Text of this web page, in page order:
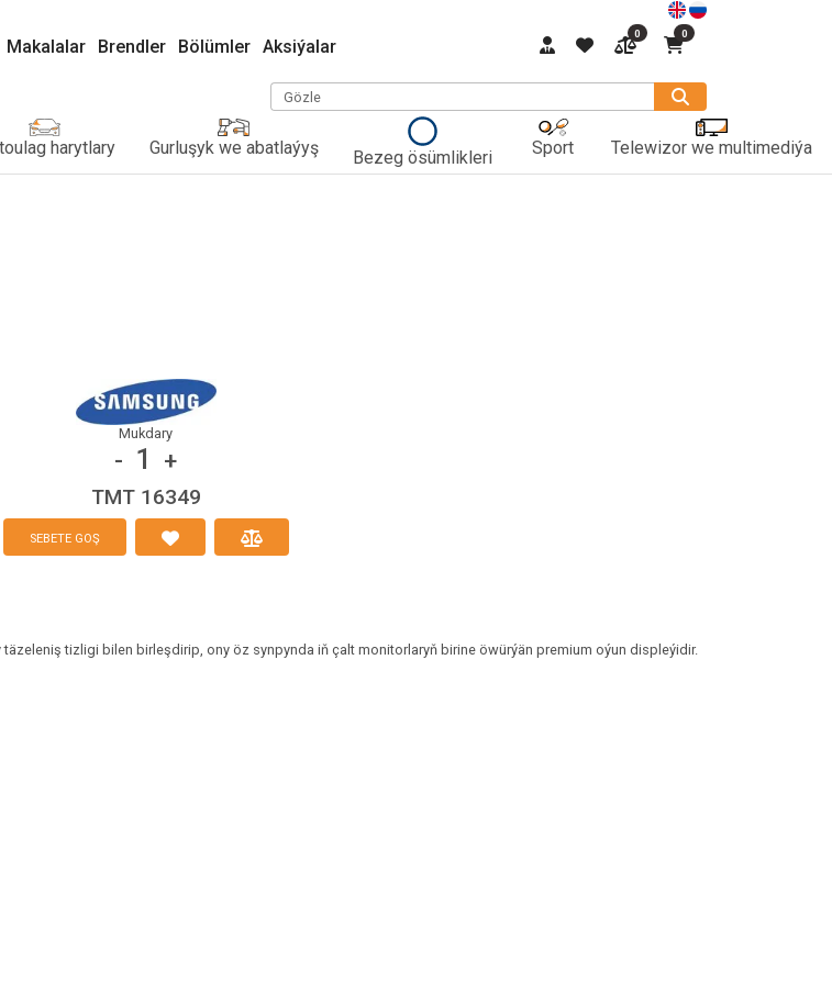
Makalalar Brendler Bölümler Aksiýalar
0 0
Gözle
harytlary Gurluşyk we abatlaýyş Bezeg ösümlikleri Sport Telewizor we multimediýa
Mukdary
- 1 +
TMT 16349
SEBETE GOŞ
täzeleniş tizligi bilen birleşdirip, ony öz synpynda iň çalt monitorlaryň birine öwürýän premium oýun displeýidir.